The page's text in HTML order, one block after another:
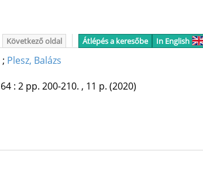
Következő oldal Átlépés a keresőbe In English
; Plesz, Balázs
64: 2 pp. 200-210. , 11 p. (2020)